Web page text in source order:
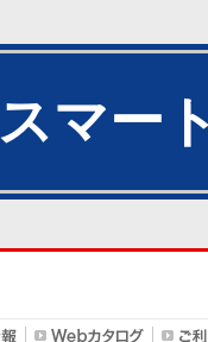
スマー